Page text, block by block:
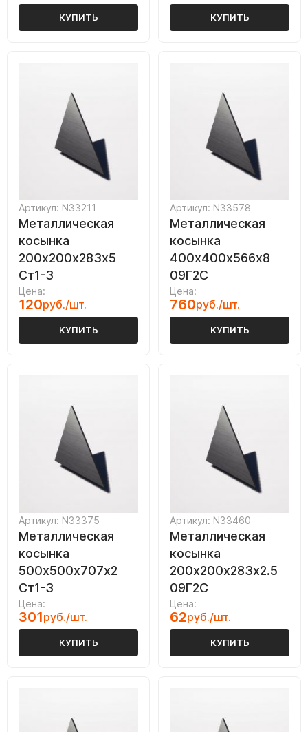
КУПИТЬ КУПИТЬ
Артикул: N33211
Металлическая
косынка
200х200х283х5
Ст1-3
Цена:
120руб./шт.
КУПИТЬ
Артикул: N33578
Металлическая
косынка
400х400х566х8
09Г2С
Цена:
760руб./шт.
КУПИТЬ
Артикул: N33375
Металлическая
косынка
500х500х707х2
Ст1-3
Цена:
301руб./шт.
КУПИТЬ
Артикул: N33460
Металлическая
косынка
200х200х283х2.5
09Г2С
Цена:
62руб./шт.
КУПИТЬ